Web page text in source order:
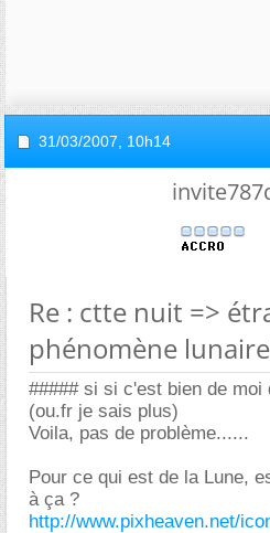
31/03/2007, 10h14
Re : ctte nuit =>
phénomène
##### si si c'est bien de moi
(ou.fr je sais plus)
Voila, pas de problème......
Pour ce qui est de la Lune,
à ça ?
http://www.pixheaven.net/